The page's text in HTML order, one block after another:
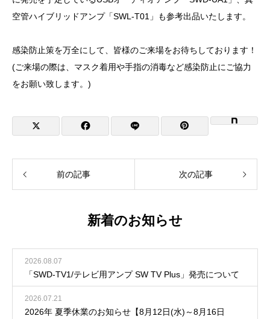
空管ハイブリッドアンプ「SWL-T01」も参考出品いたします。
感染防止策を万全にして、皆様のご来場をお待ちしております！
(ご来場の際は、マスク着用や手指の消毒など感染防止にご協力
をお願い致します。)
前の記事 次の記事
新着のお知らせ
2026.08.07
「SWD-TV1/テレビ用アンプ SW TV Plus」発売について
2026.07.21
2026年 夏季休業のお知らせ【8月12日(水)～8月16日